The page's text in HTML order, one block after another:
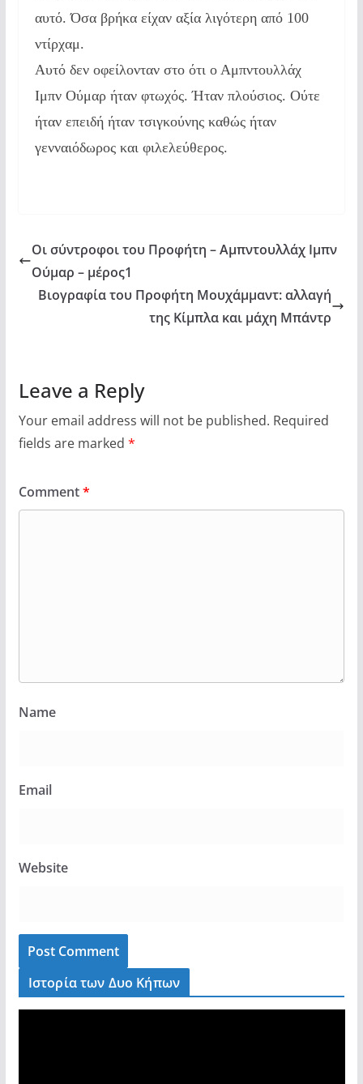
αυτό. Όσα βρήκα είχαν αξία λιγότερη από 100
ντίρχαμ.
Αυτό δεν οφείλονταν στο ότι ο Αμπντουλλάχ
Ιμπν Ούμαρ ήταν φτωχός. Ήταν πλούσιος. Ούτε
ήταν επειδή ήταν τσιγκούνης καθώς ήταν
γενναιόδωρος και φιλελεύθερος.
Οι σύντροφοι του Προφήτη – Αμπντουλλάχ Ιμπν
Ούμαρ – μέρος1
Βιογραφία του Προφήτη Μουχάμμαντ: αλλαγή
της Κίμπλα και μάχη Μπάντρ
Leave a Reply
Your email address will not be published. Required
fields are marked *
Comment*
Name
Email
Website
Ιστορία των Δυο Κήπων